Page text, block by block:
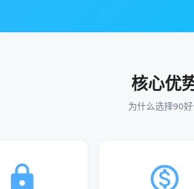
核心优
为什么选择90